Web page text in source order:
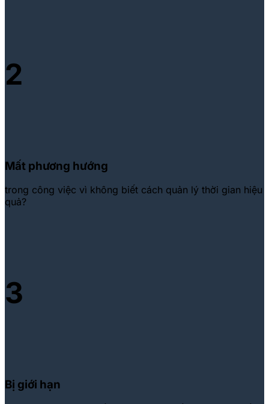
2
Mất phương hướng
trong công việc vì không biết cách quản lý thời gian hiệu
quả?
3
Bị giới hạn